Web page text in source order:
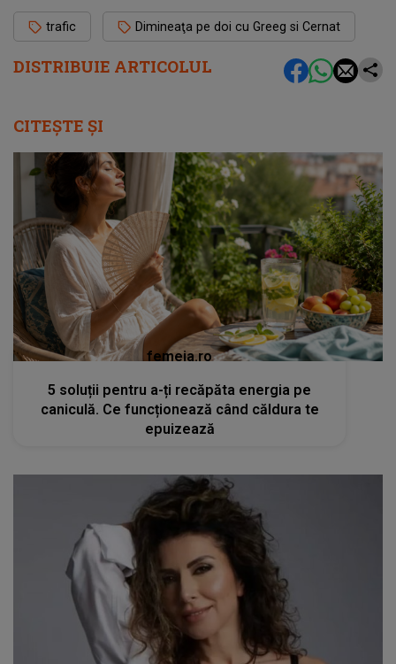
DISTRIBUIE ARTICOLUL
trafic Dimineaţa pe doi cu Greeg si Cernat
CITEȘTE ȘI
femeia.ro
5 soluții pentru a-ți recăpăta energia pe
caniculă. Ce funcționează când căldura te
epuizează